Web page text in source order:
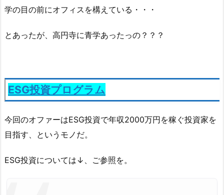
学の目の前にオフィスを構えている・・・
とあったが、高円寺に青学あったっの？？？
ESG投資プログラム
今回のオファーはESG投資で年収2000万円を稼ぐ投資家を
目指す、というモノだ。
ESG投資については↓、ご参照を。